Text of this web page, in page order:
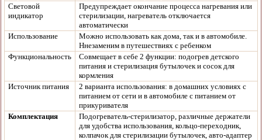
Световой
индикатор
Предупреждает окончание процесса нагревания или
стерилизации, нагреватель отключается
автоматически
Использование
Можно использовать как дома, так и в автомобиле.
Ннезаменим в путешествиях с ребенком
Функциональность
Совмещает в себе 2 функции: подогрев детского
питания и стерилизация бутылочек и сосок для
кормления
Источник питания
2 варианта использования: в домашних условиях с
питанием от сети и в автомобиле с питанием от
прикуривателя
Комплектация
Подогреватель-стерилизатор, различные держатели
для удобства использования, кольцо-переходник,
колпачок для стерилизации бутылочек, авто-адаптер